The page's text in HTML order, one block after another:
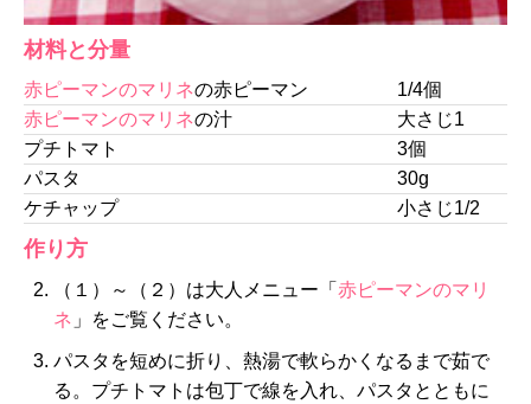
材料と分量
赤ピーマンのマリネの赤ピーマン
1/4個
赤ピーマンのマリネの汁
大さじ1
プチトマト
3個
パスタ
30g
ケチャップ
小さじ1/2
作り方
（１）～（２）は大人メニュー「 赤ピーマンのマリ
ネ 」をご覧ください。
パスタを短めに折り、熱湯で軟らかくなるまで茹で
る。プチトマトは包丁で線を入れ、パスタとともに